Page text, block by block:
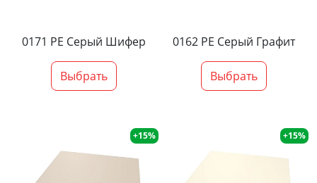
0171 PE Серый Шифер
Выбрать
0162 PE Серый Графит
Выбрать
+15% +15%